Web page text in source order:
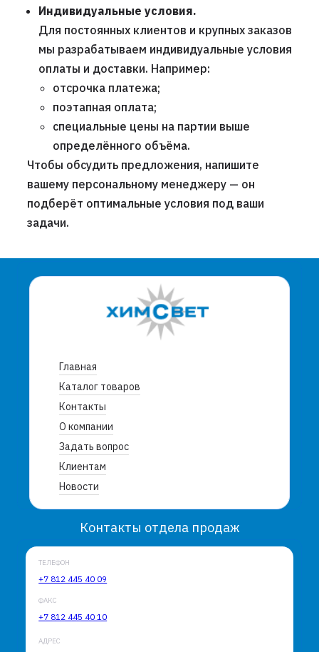
Индивидуальные условия.
Для постоянных клиентов и крупных заказов
мы разрабатываем индивидуальные условия
оплаты и доставки. Например:
отсрочка платежа;
поэтапная оплата;
специальные цены на партии выше
определённого объёма.
Чтобы обсудить предложения, напишите
вашему персональному менеджеру — он
подберёт оптимальные условия под ваши
задачи.
Главная
Каталог товаров
Контакты
О компании
Задать вопрос
Клиентам
Новости
Контакты отдела продаж
ТЕЛЕФОН
+7 812 445 40 09
ФАКС
+7 812 445 40 10
АДРЕС